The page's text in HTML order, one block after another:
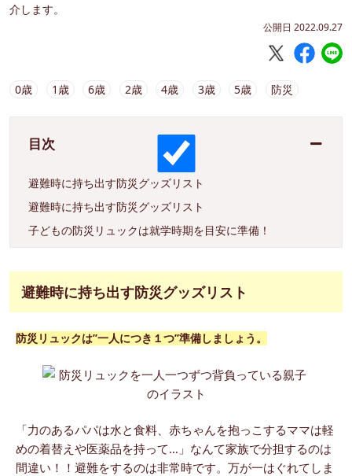
介します。
公開日 2022.09.27
0歳 1歳 6歳 2歳 4歳 3歳 5歳 防災
目次
避難時に持ち出す防災グッズリスト
避難時に持ち出す防災グッズリスト
子どもの防災リュックは就学時期を目安に準備！
避難時に持ち出す防災グッズリスト
防災リュックは”一人につき１つ”準備しましょう。
「力のあるパパは水と食料、赤ちゃんを抱っこするママは軽
めの着替えや医薬品を持って…」なんて家族で分担するのは
間違い！！避難をするのは非常時です。万が一はぐれてしま